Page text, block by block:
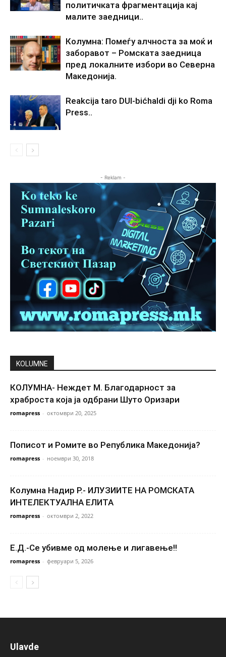
политичката фрагментација кај
малите заедници..
Колумна: Помеѓу алчноста за моќ и
заборавот – Ромската заедница
пред локалните избори во Северна
Македонија.
Reakcija taro DUI-bićhaldi dji ko Roma
Press..
- Reklam -
KOLUMNE
КОЛУМНА- Неждет М. Благодарност за
храброста која ја одбрани Шуто Оризари
romapress - октомври 20, 2025
Пописот и Ромите во Република Македонија?
romapress - ноември 30, 2018
Колумна Надир Р.- ИЛУЗИИТЕ НА РОМСКАТА
ИНТЕЛЕКТУАЛНА ЕЛИТА
romapress - октомври 2, 2022
Е.Д.-Се убивме од молење и лигавење!!
romapress - февруари 5, 2026
Ulavde